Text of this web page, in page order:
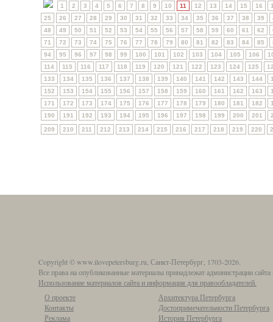
1 2 3 4 5 6 7 8 9 10 11 12 13 14 15 16
25
26 27 28 29 30 31 32 33 34 35 36 37 38 39
48
49 50 51 52 53 54 55 56 57 58 59 60 61 62
71
72 73 74 75 76 77 78 79 80 81 82 83 84 85
94
95 96 97 98 99 100 101 102 103 104 105 106
114
115 116 117 118 119 120 121 122 123 124 125
133
134 135 136 137 138 139 140 141 142 143 144
152
153 154 155 156 157 158 159 160 161 162 163
171
172 173 174 175 176 177 178 179 180 181 182
190
191 192 193 194 195 196 197 198 199 200 201
209 210 211 212 213 214 215 216 217 218 219 220
Copyright © www.ilovepetersburg.ru, Санкт-Петербург, 1703-2026.
Все права на опубликованные материалы принадлежат администрации
Использование материалов сайта и информация для правообладателей.
О проекте
Контакты
Реклама
Архитектура Петербурга
Достопримечательности Петербурга
История Петербурга